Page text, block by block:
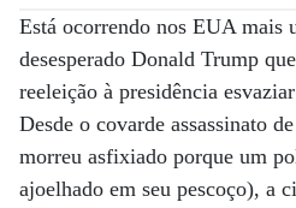
Está ocorrendo nos EUA mais
desesperado Donald Trump
reeleição à presidência
Desde o covarde assassinato
morreu asfixiado porque um
ajoelhado em seu pescoço), a